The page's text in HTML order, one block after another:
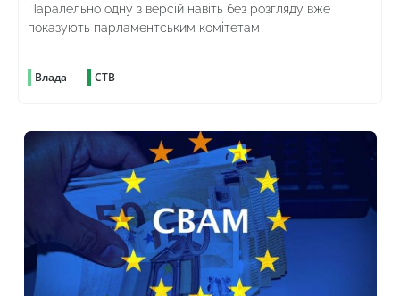
Паралельно одну з версій навіть без розгляду вже
показують парламентським комітетам
Влада СТВ